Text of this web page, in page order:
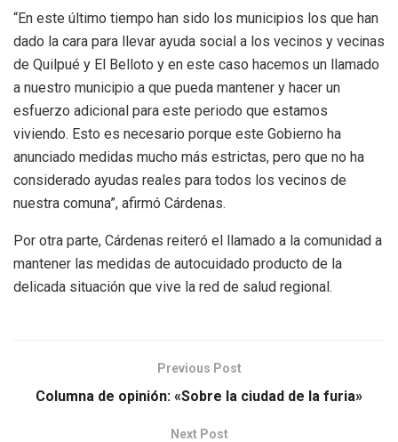
“En este último tiempo han sido los municipios los que han
dado la cara para llevar ayuda social a los vecinos y vecinas
de Quilpué y El Belloto y en este caso hacemos un llamado
a nuestro municipio a que pueda mantener y hacer un
esfuerzo adicional para este periodo que estamos
viviendo. Esto es necesario porque este Gobierno ha
anunciado medidas mucho más estrictas, pero que no ha
considerado ayudas reales para todos los vecinos de
nuestra comuna”, afirmó Cárdenas.
Por otra parte, Cárdenas reiteró el llamado a la comunidad a
mantener las medidas de autocuidado producto de la
delicada situación que vive la red de salud regional.
Previous Post
Columna de opinión: «Sobre la ciudad de la furia»
Next Post